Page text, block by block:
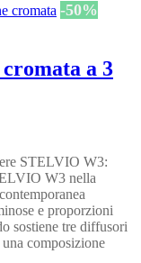
-50%
cromata a 3
STELVIO W3:
W3 nella
e proporzioni
sostiene tre diffusori
composizione